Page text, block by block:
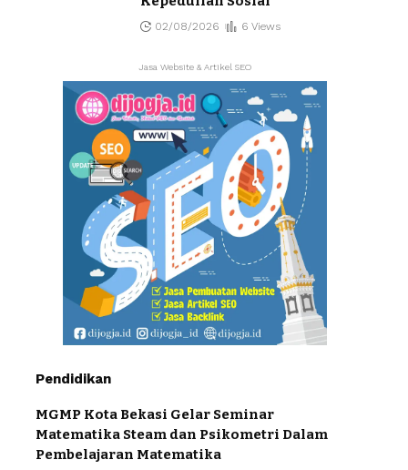
02/08/2026 6 Views
Jasa Website & Artikel SEO
Pendidikan
MGMP Kota Bekasi Gelar Seminar
Matematika Steam dan Psikometri Dalam
Pembelajaran Matematika